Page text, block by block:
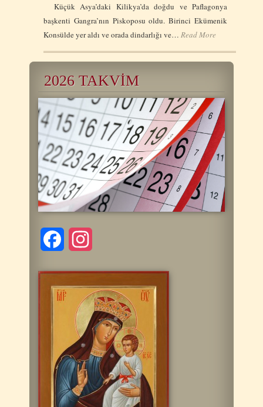
Küçük Asya’daki Kilikya’da doğdu ve Paflagonya
başkenti Gangra’nın Piskoposu oldu. Birinci Ekümenik
Konsülde yer aldı ve orada dindarlığı ve… Read More
2026 TAKVİM
Facebook